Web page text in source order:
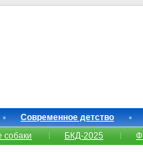
Современное детство
собаки БКД-2025